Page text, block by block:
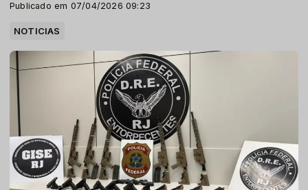
Publicado em 07/04/2026 09:23
NOTICIAS